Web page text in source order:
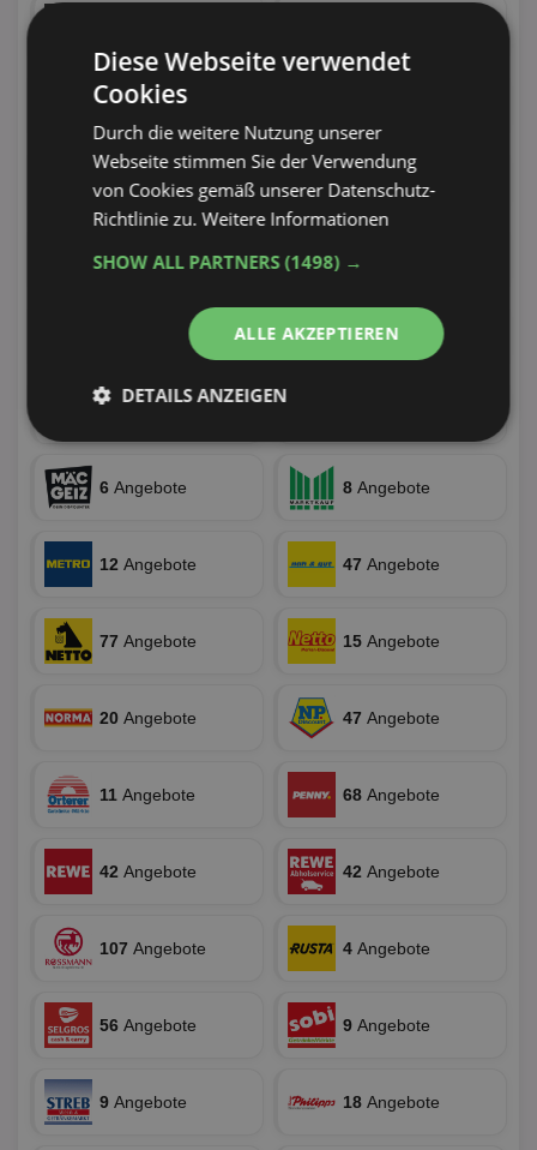
8 Angebote
Angebote Angebote
29 Angebote
Angebote 77 Angebote
35
6 Angebote 8 Angebote
12 Angebote 47 Angebote
77 Angebote 15 Angebote
20 Angebote 47 Angebote
11 Angebote 68 Angebote
42 Angebote 42 Angebote
107 Angebote 4 Angebote
56 Angebote 9 Angebote
9 Angebote 18 Angebote
Diese Webseite verwendet
Cookies
Durch die weitere Nutzung unserer
Webseite stimmen Sie der Verwendung
von Cookies gemäß unserer Datenschutz-
Richtlinie zu.Weitere Informationen
SHOW ALL PARTNERS(1498) →
ALLE AKZEPTIEREN
DETAILS ANZEIGEN
Unbedingt
Performance
Targeting Funktionalität
Unklassifizierte
Performance
Funktionalität Unklassifizierte
Unbedingt erforderliche Cookies ermöglichen
Ohne die unbedingt erforderlichen Cookies kann die
Website nicht ordnungsgemäß verwendet werden.
Provider/Domäne
aktionspreis.de
PHPSESSID
PHP.net
Session